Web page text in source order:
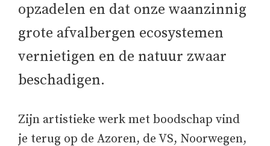
opzadelen en dat onze waanzinnig
grote afvalbergen ecosystemen
vernietigen en de natuur zwaar
beschadigen.
Zijn artistieke werk met boodschap vind
je terug op de Azoren, de VS, Noorwegen,